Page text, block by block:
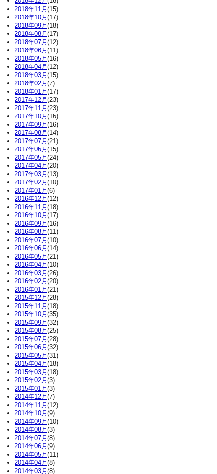
2018年11月(15)
2018年10月(17)
2018年09月(18)
2018年08月(17)
2018年07月(12)
2018年06月(11)
2018年05月(16)
2018年04月(12)
2018年03月(15)
2018年02月(7)
2018年01月(17)
2017年12月(23)
2017年11月(23)
2017年10月(16)
2017年09月(16)
2017年08月(14)
2017年07月(21)
2017年06月(15)
2017年05月(24)
2017年04月(20)
2017年03月(13)
2017年02月(10)
2017年01月(6)
2016年12月(12)
2016年11月(18)
2016年10月(17)
2016年09月(16)
2016年08月(11)
2016年07月(10)
2016年06月(14)
2016年05月(21)
2016年04月(10)
2016年03月(26)
2016年02月(20)
2016年01月(21)
2015年12月(28)
2015年11月(18)
2015年10月(35)
2015年09月(32)
2015年08月(25)
2015年07月(28)
2015年06月(32)
2015年05月(31)
2015年04月(18)
2015年03月(18)
2015年02月(3)
2015年01月(3)
2014年12月(7)
2014年11月(12)
2014年10月(9)
2014年09月(10)
2014年08月(3)
2014年07月(8)
2014年06月(9)
2014年05月(11)
2014年04月(8)
2014年03月(8)